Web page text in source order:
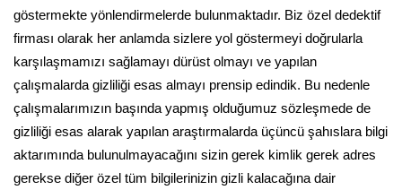
göstermekte yönlendirmelerde bulunmaktadır. Biz özel dedektif
firması olarak her anlamda sizlere yol göstermeyi doğrularla
karşılaşmamızı sağlamayı dürüst olmayı ve yapılan
çalışmalarda gizliliği esas almayı prensip edindik. Bu nedenle
çalışmalarımızın başında yapmış olduğumuz sözleşmede de
gizliliği esas alarak yapılan araştırmalarda üçüncü şahıslara bilgi
aktarımında bulunulmayacağını sizin gerek kimlik gerek adres
gerekse diğer özel tüm bilgilerinizin gizli kalacağına dair